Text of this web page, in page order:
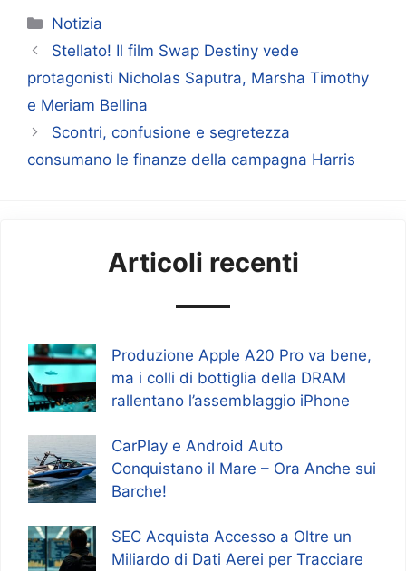
Categorie
Notizia
Stellato! Il film Swap Destiny vede
protagonisti Nicholas Saputra, Marsha Timothy
e Meriam Bellina
Scontri, confusione e segretezza
consumano le finanze della campagna Harris
Articoli recenti
Produzione Apple A20 Pro va bene,
ma i colli di bottiglia della DRAM
rallentano l’assemblaggio iPhone
CarPlay e Android Auto
Conquistano il Mare – Ora Anche sui
Barche!
SEC Acquista Accesso a Oltre un
Miliardo di Dati Aerei per Tracciare